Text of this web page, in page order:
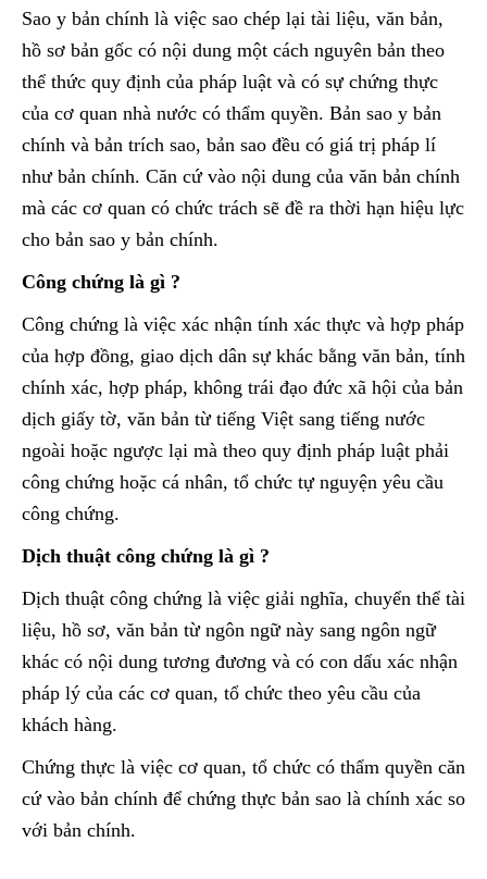
Sao y bản chính là việc sao chép lại tài liệu, văn bản,
hồ sơ bản gốc có nội dung một cách nguyên bản theo
thể thức quy định của pháp luật và có sự chứng thực
của cơ quan nhà nước có thẩm quyền. Bản sao y bản
chính và bản trích sao, bản sao đều có giá trị pháp lí
như bản chính. Căn cứ vào nội dung của văn bản chính
mà các cơ quan có chức trách sẽ đề ra thời hạn hiệu lực
cho bản sao y bản chính.
Công chứng là gì ?
Công chứng là việc xác nhận tính xác thực và hợp pháp
của hợp đồng, giao dịch dân sự khác bằng văn bản, tính
chính xác, hợp pháp, không trái đạo đức xã hội của bản
dịch giấy tờ, văn bản từ tiếng Việt sang tiếng nước
ngoài hoặc ngược lại mà theo quy định pháp luật phải
công chứng hoặc cá nhân, tổ chức tự nguyện yêu cầu
công chứng.
Dịch thuật công chứng là gì ?
Dịch thuật công chứng là việc giải nghĩa, chuyển thể tài
liệu, hồ sơ, văn bản từ ngôn ngữ này sang ngôn ngữ
khác có nội dung tương đương và có con dấu xác nhận
pháp lý của các cơ quan, tổ chức theo yêu cầu của
khách hàng.
Chứng thực là việc cơ quan, tổ chức có thẩm quyền căn
cứ vào bản chính để chứng thực bản sao là chính xác so
với bản chính.